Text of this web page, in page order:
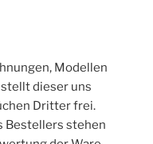
Modellen
dieser uns
Dritter frei.
Bestellers stehen